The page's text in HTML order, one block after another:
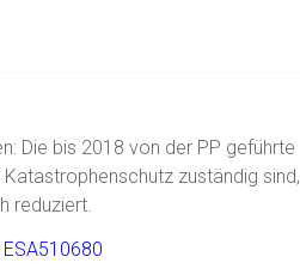
Die bis 2018 von der PP geführte
zuständig sind,
reduziert.